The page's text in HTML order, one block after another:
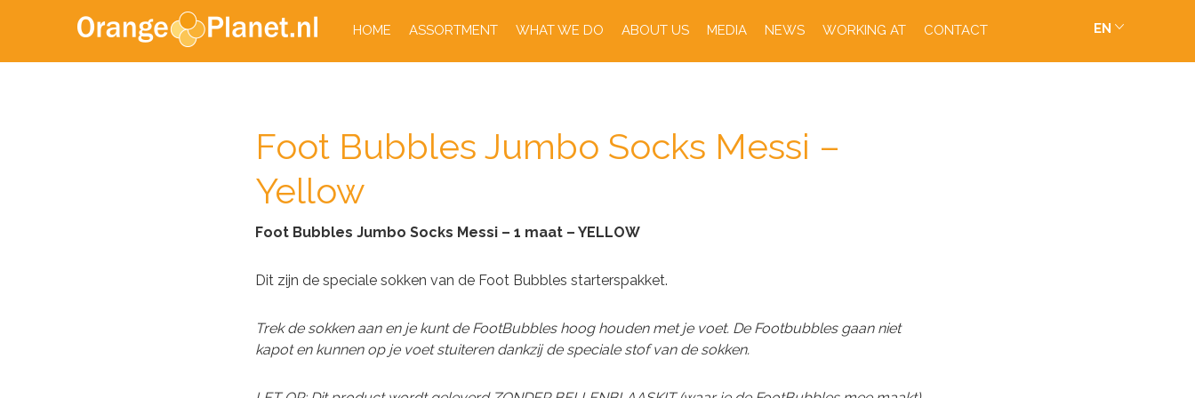
HOME ASSORTMENT WHAT WE DO ABOUT US MEDIA NEWS WORKING AT CONTACT EN
Foot Bubbles Jumbo Socks Messi –
Yellow
Foot Bubbles Jumbo Socks Messi – 1 maat – YELLOW
Dit zijn de speciale sokken van de Foot Bubbles starterspakket.
Trek de sokken aan en je kunt de FootBubbles hoog houden met je voet. De Footbubbles gaan niet
kapot en kunnen op je voet stuiteren dankzij de speciale stof van de sokken.